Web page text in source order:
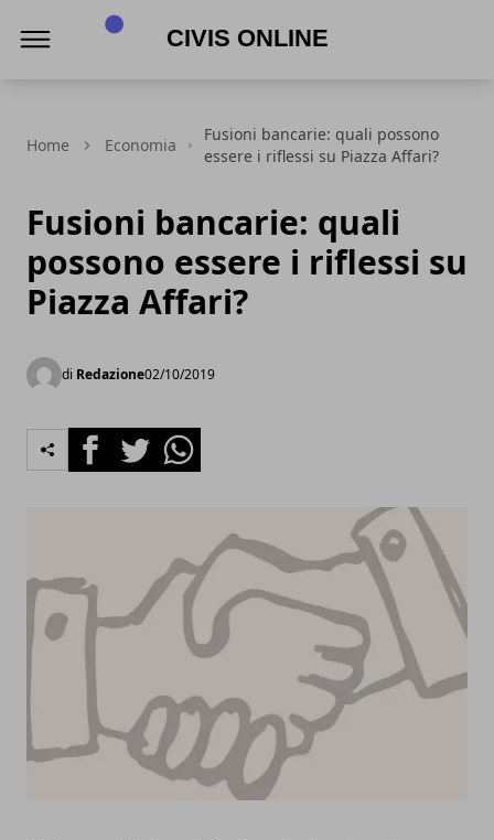
Home Economia
Fusioni bancarie: quali possono
essere i riflessi su Piazza Affari?
Fusioni bancarie: quali
possono essere i riflessi su
Piazza Affari?
di Redazione02/10/2019
FacebookTwitterWhatsapp